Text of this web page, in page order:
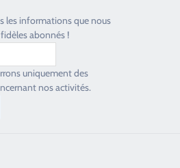
les informations que nous
abonnés !
uniquement des
nos activités.